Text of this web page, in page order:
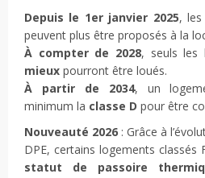
Depuis le 1er janvier 2025, les
peuvent plus être proposés à la
À compter de 2028, seuls les
mieux pourront être loués.
À partir de 2034, un
minimum la classe D pour être
Nouveauté 2026 : Grâce à
DPE, certains logements classés
statut de passoire